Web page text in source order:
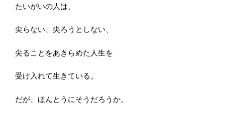
たいがいの人は、
尖らない、尖ろうとしない、
尖ることをあきらめた人生を
受け入れて生きている。
だが、ほんとうにそうだろうか。